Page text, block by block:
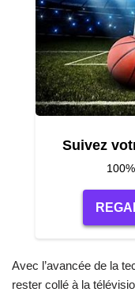
Suivez
Avec l’avancée de la
rester collé à la